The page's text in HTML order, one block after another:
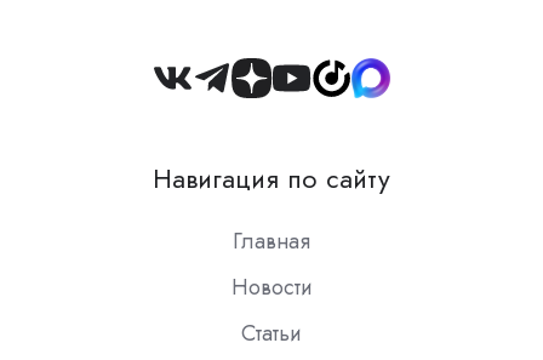
Join
Slack
Навигация по сайту
Главная
Новости
Статьи